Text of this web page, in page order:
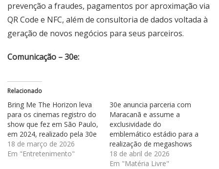
prevenção a fraudes, pagamentos por aproximação via
QR Code e NFC, além de consultoria de dados voltada à
geração de novos negócios para seus parceiros.
Comunicação – 30e:
Relacionado
Bring Me The Horizon leva
para os cinemas registro do
show que fez em São Paulo,
em 2024, realizado pela 30e
18 de março de 2026
Em "Entretenimento"
30e anuncia parceria com
Maracanã e assume a
exclusividade do
emblemático estádio para a
realização de megashows
18 de abril de 2026
Em "Matéria Livre"